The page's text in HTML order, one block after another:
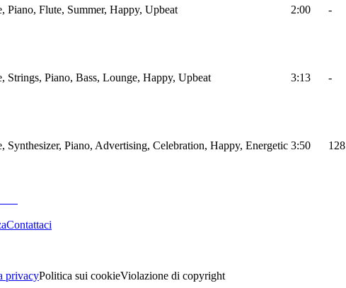
Piano, Flute, Summer, Happy, Upbeat 2:00 -
Strings, Piano, Bass, Lounge, Happy, Upbeat 3:13 -
Synthesizer, Piano, Advertising, Celebration, Happy, Energetic 3:50 128
Contattaci
privacyPolitica sui cookieViolazione di copyright